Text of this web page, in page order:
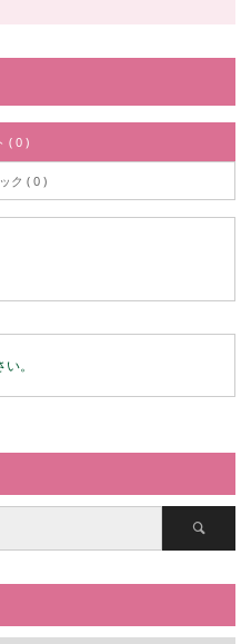
( 0 )
ク ( 0 )
。